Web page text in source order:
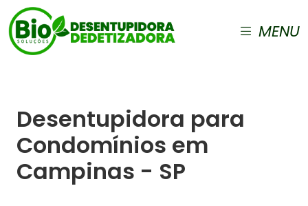
MENU
Desentupidora para
Condomínios em
Campinas - SP